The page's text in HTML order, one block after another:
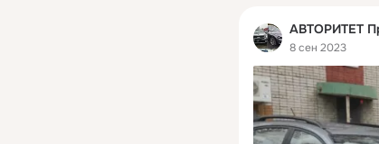
АВТОРИТЕТ
8 сен 2023